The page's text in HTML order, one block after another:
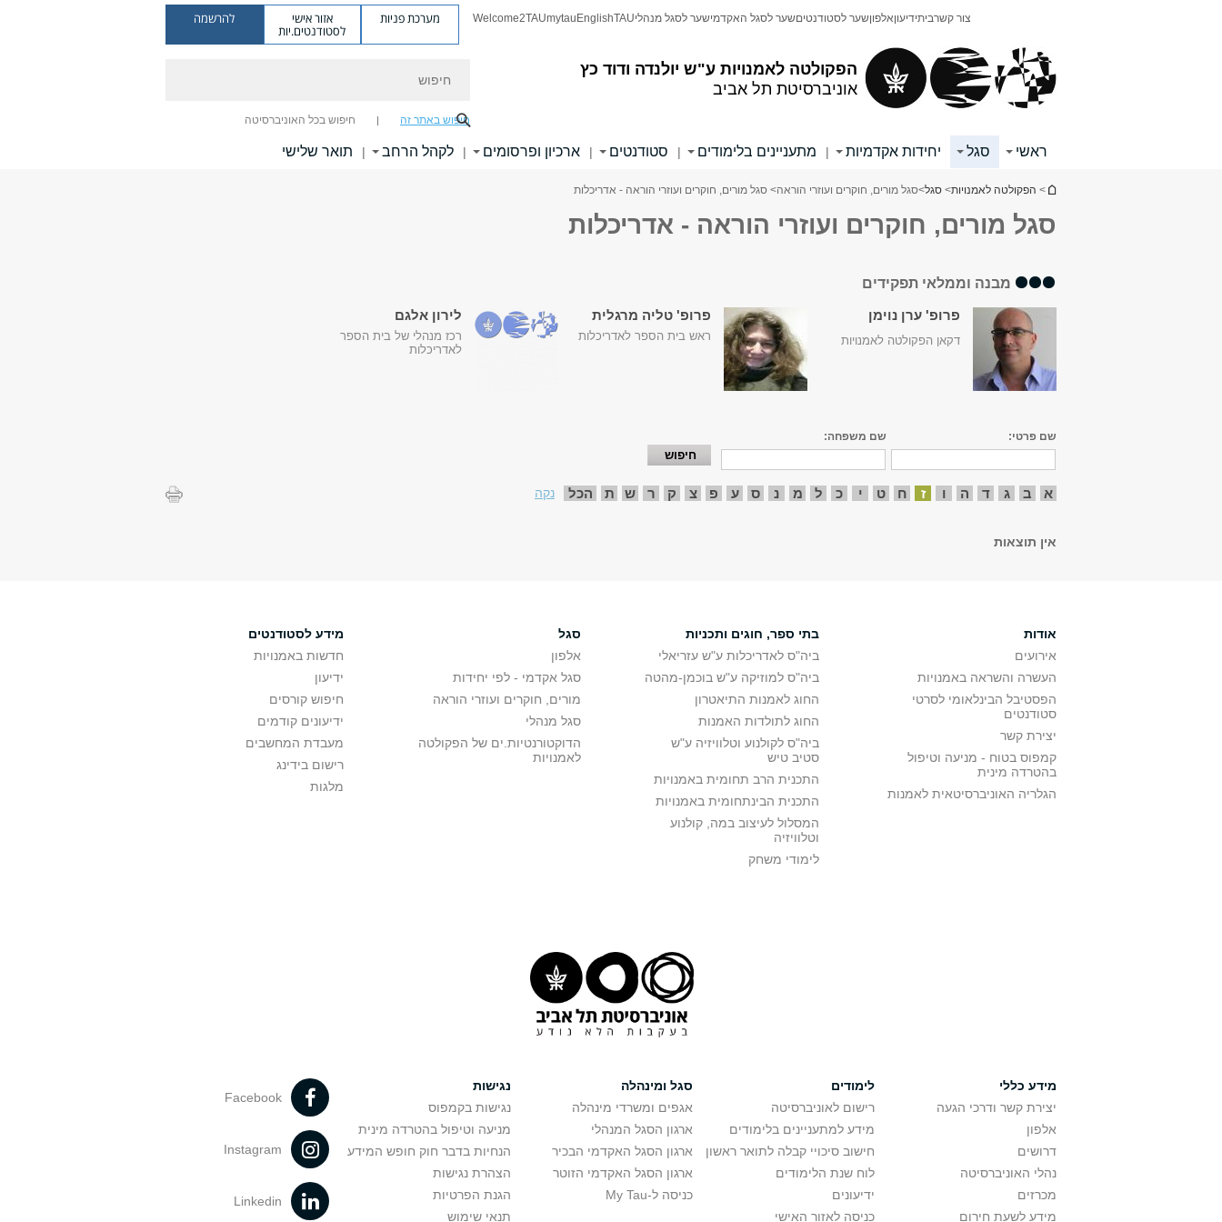
הפקולטה לאמנויות ע"ש יולנדה ודוד כץ
אוניברסיטת תל אביב
צור קשרביתידיעוןאלפוןשער לסטודנטיםשער לסגל האקדמישער לסגל מנהליTAU
English
mytau
Welcome2TAU מערכת פניות אזור אישי
לסטודנטים.יות
להרשמה
חיפוש באתר זה חיפוש בכל האוניברסיטה
ראשי סגל יחידות אקדמיות | מתעניינים בלימודים | סטודנטים | ארכיון ופרסומים | לקהל הרחב | תואר שלישי
הינך נמצא כאן
> הפקולטה לאמנויות> סגל>סגל מורים, חוקרים ועוזרי הוראה> סגל מורים, חוקרים ועוזרי הוראה - אדריכלות
סגל מורים, חוקרים ועוזרי הוראה - אדריכלות
מבנה וממלאי תפקידים
פרופ' ערן נוימן
דקאן הפקולטה לאמנויות
פרופ' טליה מרגלית
ראש בית הספר לאדריכלות
לירון אלגם
רכז מנהלי של בית הספר
לאדריכלות
שם פרטי: שם משפחה:
א ב ג ד ה ו ז ח ט י כ ל מ נ ס ע פ צ ק ר ש ת הכל נקה
אין תוצאות
אודות
אירועים
העשרה והשראה באמנויות
הפסטיבל הבינלאומי לסרטי
סטודנטים
יצירת קשר
קמפוס בטוח - מניעה וטיפול
בהטרדה מינית
הגלריה האוניברסיטאית לאמנות
בתי ספר, חוגים ותכניות
ביה"ס לאדריכלות ע"ש עזריאלי
ביה"ס למוזיקה ע"ש בוכמן-מהטה
החוג לאמנות התיאטרון
החוג לתולדות האמנות
ביה"ס לקולנוע וטלוויזיה ע"ש
סטיב טיש
התכנית הרב תחומית באמנויות
התכנית הבינתחומית באמנויות
המסלול לעיצוב במה, קולנוע
וטלוויזיה
לימודי משחק
סגל
אלפון
סגל אקדמי - לפי יחידות
מורים, חוקרים ועוזרי הוראה
סגל מנהלי
הדוקטורנטיות.ים של הפקולטה
לאמנויות
מידע לסטודנטים
חדשות באמנויות
ידיעון
חיפוש קורסים
ידיעונים קודמים
מעבדת המחשבים
רישום בידינג
מלגות
מידע כללי
יצירת קשר ודרכי הגעה
אלפון
דרושים
נהלי האוניברסיטה
מכרזים
מידע לשעת חירום
לימודים
רישום לאוניברסיטה
מידע למתעניינים בלימודים
חישוב סיכויי קבלה לתואר ראשון
לוח שנת הלימודים
ידיעונים
כניסה לאזור האישי
סגל ומינהלה
אגפים ומשרדי מינהלה
ארגון הסגל המנהלי
ארגון הסגל האקדמי הבכיר
ארגון הסגל האקדמי הזוטר
כניסה ל-My Tau
נגישות
נגישות בקמפוס
מניעה וטיפול בהטרדה מינית
הנחיות בדבר חוק חופש המידע
הצהרת נגישות
הגנת הפרטיות
תנאי שימוש
Facebook
Instagram
Linkedin